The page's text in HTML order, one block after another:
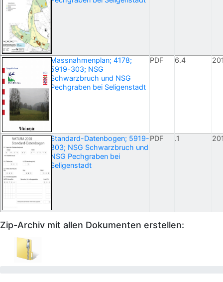
Massnahmenplan; 4178;
5919-303; NSG
Schwarzbruch und NSG
Pechgraben bei Seligenstadt
PDF 6.4
Standard-Datenbogen; 5919-
303; NSG Schwarzbruch und
NSG Pechgraben bei
Seligenstadt
PDF .1
Zip-Archiv mit allen Dokumenten erstellen: